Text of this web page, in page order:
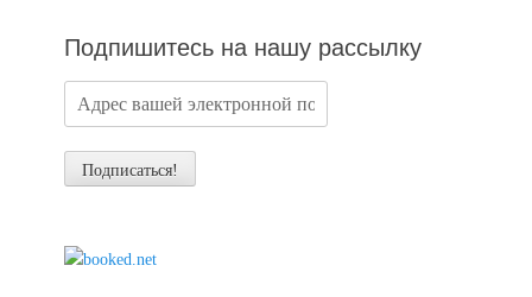
Подпишитесь на нашу рассылку